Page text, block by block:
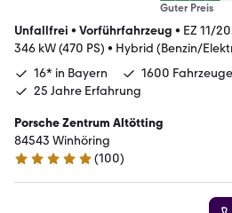
Guter Preis
Unfallfrei • Vorführfahrzeug • EZ 11/
346 kW (470 PS) • Hybrid (Benzin/
16* in Bayern
1600 Fahrzeuge
25 Jahre Erfahrung
Porsche Zentrum Altötting
84543 Winhöring
4.9 Sterne
(100)